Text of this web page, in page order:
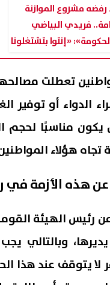
رفضه مشروع الموازنة
فريدي البياضي
«إنتوا بتشتغلونا
تعطلت
الدواء أو توفير
مناسبًا لحجم
هؤلاء
هذه الأزمة في
رئيس الهيئة
وبالتالي
لا يتوقف عند